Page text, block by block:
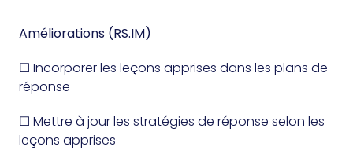
Améliorations (RS.IM)
☐ Incorporer les leçons apprises dans les plans de
réponse
☐ Mettre à jour les stratégies de réponse selon les
leçons apprises